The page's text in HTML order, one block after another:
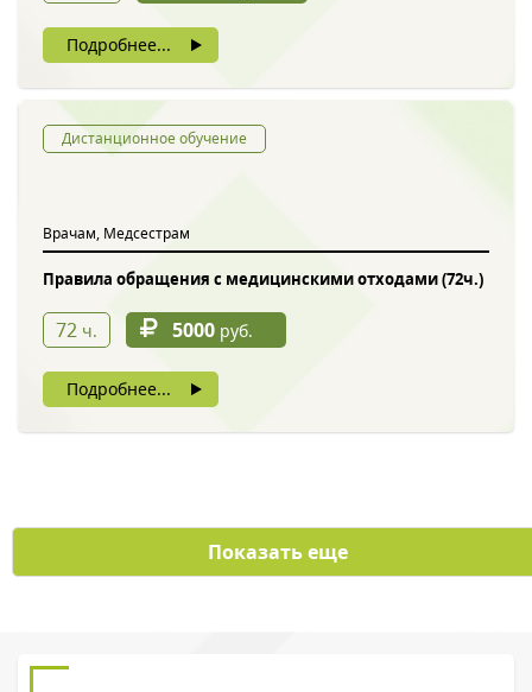
Подробнее...
Дистанционное обучение
Врачам, Медсестрам
Правила обращения с медицинскими отходами (72ч.)
72 ч. 5000 руб.
Подробнее...
Показать еще